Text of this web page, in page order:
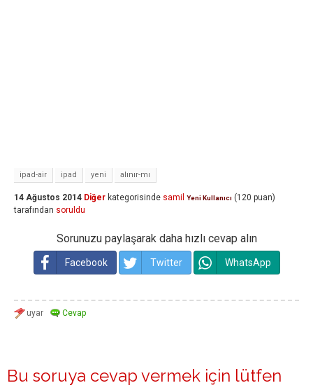
ipad-air ipad yeni alınır-mı
14 Ağustos 2014 Diğer kategorisinde samil Yeni Kullanıcı (120 puan)
tarafından soruldu
Sorunuzu paylaşarak daha hızlı cevap alın
Facebook Twitter WhatsApp
Bu soruya cevap vermek için lütfen